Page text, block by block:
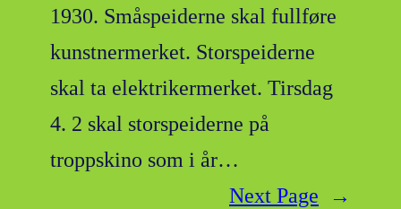
1930. Småspeiderne skal fullføre
kunstnermerket. Storspeiderne
skal ta elektrikermerket. Tirsdag
4. 2 skal storspeiderne på
troppskino som i år…
Next Page
→